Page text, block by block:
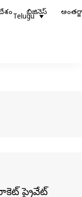
బిజినెస్
Telugu
ప్రైవేట్